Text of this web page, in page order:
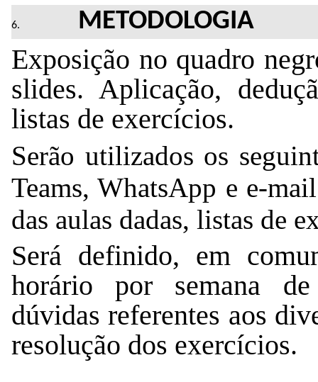
METODOLOGIA
Exposição no quadro
slides. Aplicação,
listas de exercícios.
Teams, WhatsApp e e-
das aulas dadas, listas de
Será definido, em
horário por semana
dúvidas referentes aos
resolução dos exercícios.